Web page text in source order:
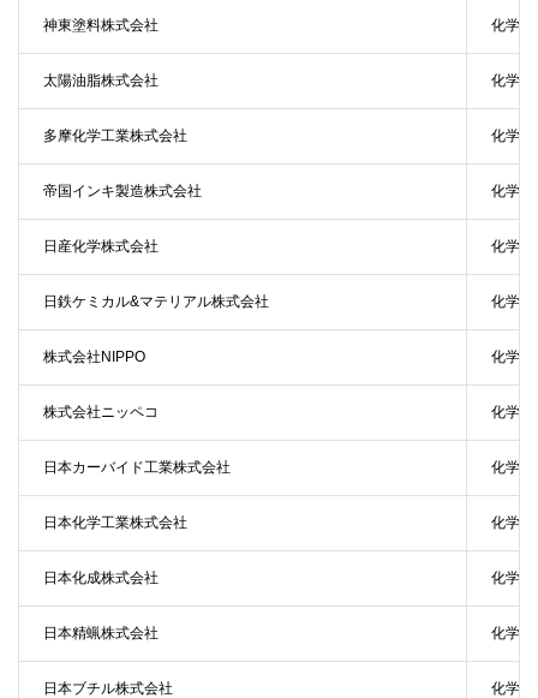
神東塗料株式会社 化学
太陽油脂株式会社 化学
多摩化学工業株式会社 化学
帝国インキ製造株式会社 化学
日産化学株式会社 化学
日鉄ケミカル&マテリアル株式会社 化学
株式会社NIPPO 化学
株式会社ニッペコ 化学
日本カーバイド工業株式会社 化学
日本化学工業株式会社 化学
日本化成株式会社 化学
日本精蝋株式会社 化学
日本ブチル株式会社 化学